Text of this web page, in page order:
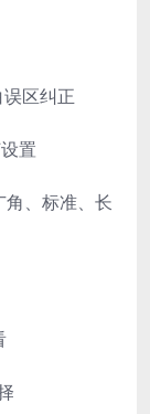
区纠正
置
、标准、长